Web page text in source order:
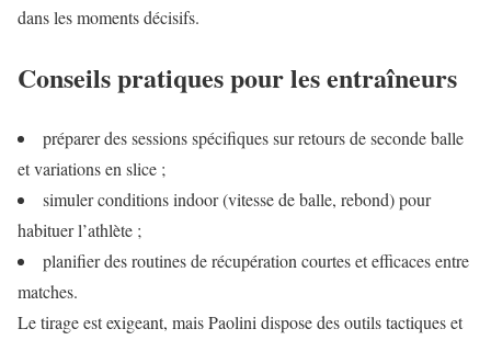
dans les moments décisifs.
Conseils pratiques pour les entraîneurs
préparer des sessions spécifiques sur retours de seconde balle
et variations en slice ;
simuler conditions indoor (vitesse de balle, rebond) pour
habituer l’athlète ;
planifier des routines de récupération courtes et efficaces entre
matches.
Le tirage est exigeant, mais Paolini dispose des outils tactiques et